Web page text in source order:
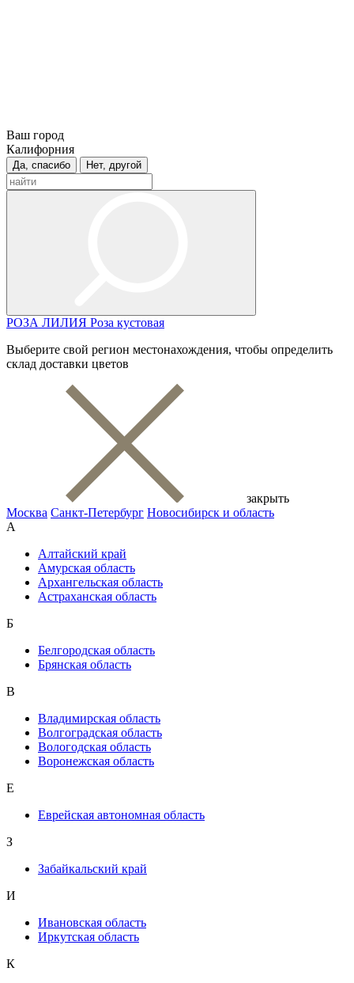
Ваш город
Калифорния
Да, спасибо Нет, другой
РОЗА ЛИЛИЯ Роза кустовая
Выберите свой регион местонахождения, чтобы определить
склад доставки цветов
закрыть
Москва Санкт-Петербург Новосибирск и область
А
Алтайский край
Амурская область
Архангельская область
Астраханская область
Б
Белгородская область
Брянская область
В
Владимирская область
Волгоградская область
Вологодская область
Воронежская область
Е
Еврейская автономная область
З
Забайкальский край
И
Ивановская область
Иркутская область
К